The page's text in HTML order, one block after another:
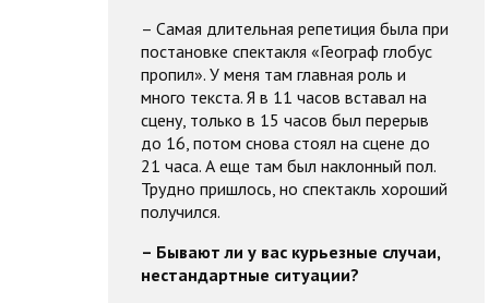
– Самая длительная репетиция была при
постановке спектакля «Географ глобус
пропил». У меня там главная роль и
много текста. Я в 11 часов вставал на
сцену, только в 15 часов был перерыв
до 16, потом снова стоял на сцене до
21 часа. А еще там был наклонный пол.
Трудно пришлось, но спектакль хороший
получился.
– Бывают ли у вас курьезные случаи,
нестандартные ситуации?